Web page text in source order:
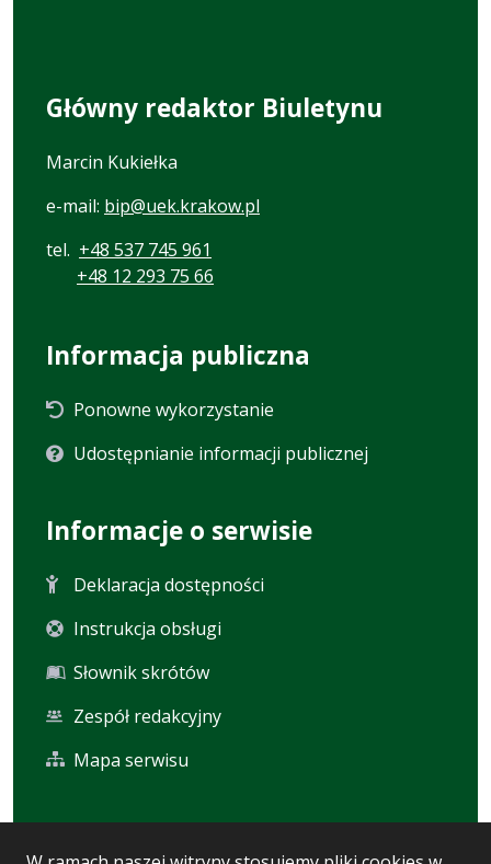
Główny redaktor Biuletynu
Marcin Kukiełka
e-mail: bip@uek.krakow.pl
tel. +48 537 745 961
+48 12 293 75 66
Informacja publiczna
Ponowne wykorzystanie
Udostępnianie informacji publicznej
Informacje o serwisie
Deklaracja dostępności
Instrukcja obsługi
Słownik skrótów
Zespół redakcyjny
Mapa serwisu